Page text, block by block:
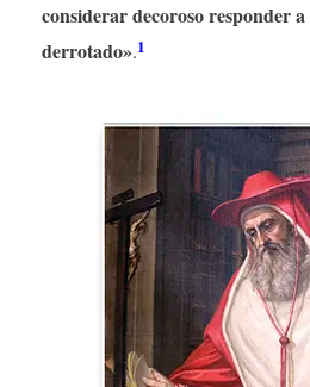
considerar decoroso responder
derrotado».1